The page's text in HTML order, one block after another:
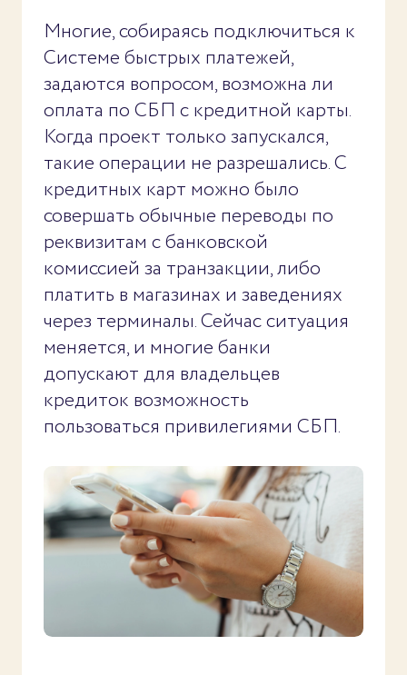
Многие, собираясь подключиться к
Системе быстрых платежей,
задаются вопросом, возможна ли
оплата по СБП с кредитной карты.
Когда проект только запускался,
такие операции не разрешались. С
кредитных карт можно было
совершать обычные переводы по
реквизитам с банковской
комиссией за транзакции, либо
платить в магазинах и заведениях
через терминалы. Сейчас ситуация
меняется, и многие банки
допускают для владельцев
кредиток возможность
пользоваться привилегиями СБП.